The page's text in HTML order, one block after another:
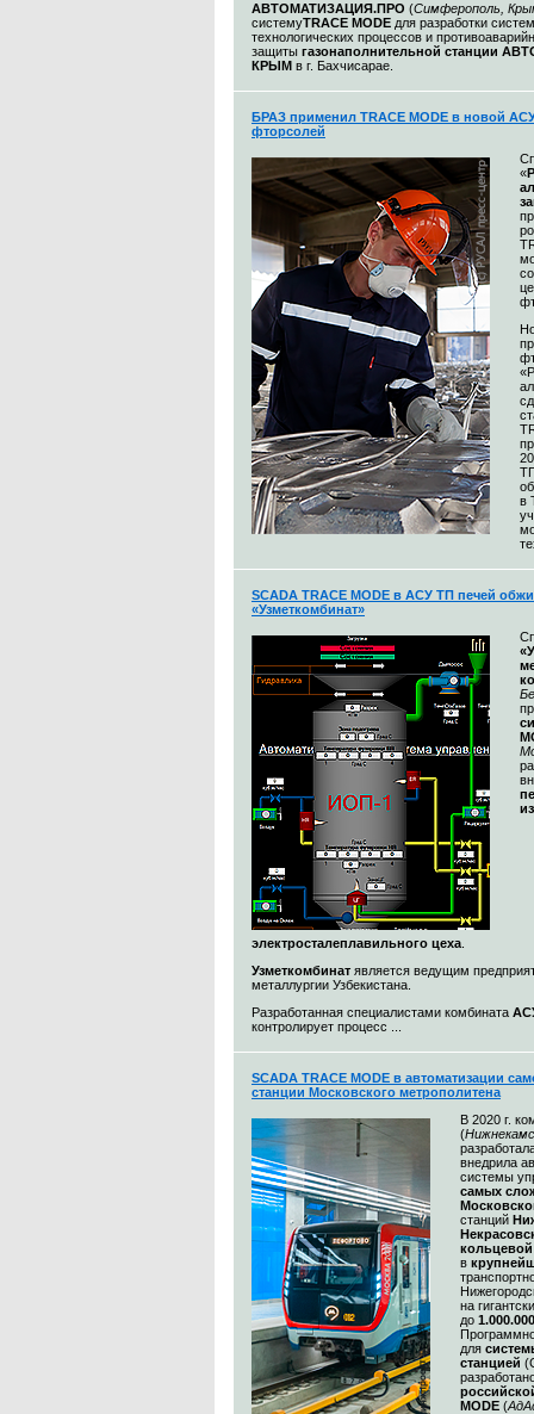
АВТОМАТИЗАЦИЯ.ПРО (Симферополь,
системуTRACE MODE для разработки
технологических процессов и
защиты газонаполнительной станции
КРЫМ в г. Бахчисарае.
БРАЗ применил TRACE MODE в новой
фторсолей
«
в
SCADA TRACE MODE в АСУ ТП печей
«Узметкомбинат»
электросталеплавильного цеха
Узметкомбинат является ведущим
металлургии Узбекистана.
Разработанная специалистами комбината
контролирует процесс ...
SCADA TRACE MODE в автоматизации
станции Московского метрополитена
В 2020 г.
(
внедрила
системы
самых
станций
в
на
до
для
станцией
MODE (